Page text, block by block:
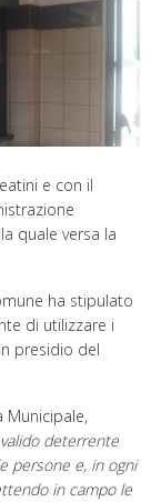
e con il
quale versa la
ha stipulato
di utilizzare i
presidio del
Municipale,
deterrente
persone e, in ogni
in campo le